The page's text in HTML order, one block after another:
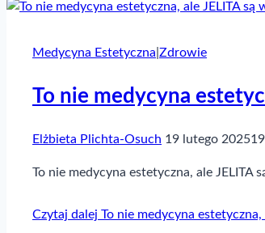
Medycyna Estetyczna Zdrowie
To nie medycyna
Elżbieta Plichta-Osuch 19 lutego 2025
To nie medycyna estetyczna, ale
Czytaj dalej To nie medycyna estetyczna,